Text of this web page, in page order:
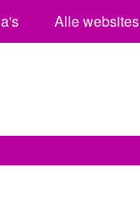
Alle websites